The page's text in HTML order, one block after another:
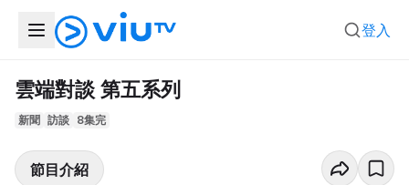
登入
雲端對談 第五系列
新聞 訪談 8集完
節目介紹